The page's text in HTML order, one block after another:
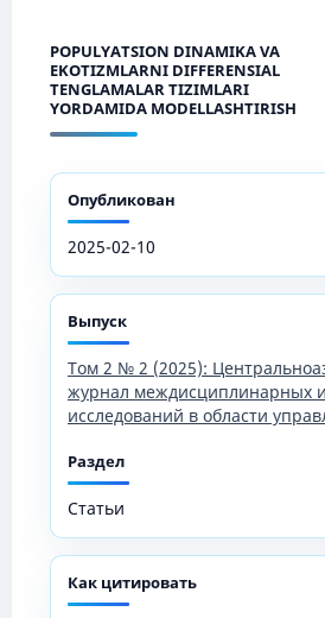
POPULYATSION DINAMIKA VA
EKOTIZMLARNI DIFFERENSIAL
TENGLAMALAR TIZIMLARI
YORDAMIDA MODELLASHTIRISH
Опубликован
2025-02-10
Выпуск
Том 2 № 2 (2025):
журнал междисциплинарных
исследований в области
Раздел
Статьи
Как цитировать